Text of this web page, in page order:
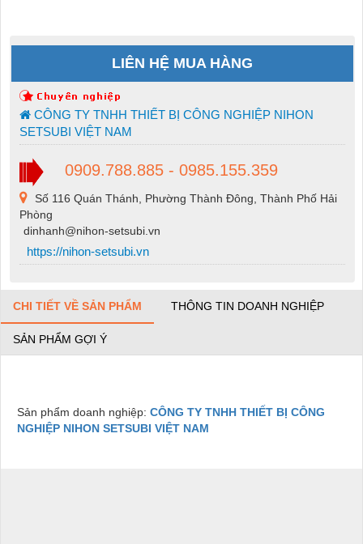
LIÊN HỆ MUA HÀNG
CÔNG TY TNHH THIẾT BỊ CÔNG NGHIỆP NIHON
SETSUBI VIỆT NAM
0909.788.885 - 0985.155.359
Số 116 Quán Thánh, Phường Thành Đông, Thành Phố Hải
Phòng
dinhanh@nihon-setsubi.vn
https://nihon-setsubi.vn
CHI TIẾT VỀ SẢN PHẨM THÔNG TIN DOANH NGHIỆP
SẢN PHẨM GỢI Ý
Sản phẩm doanh nghiệp: CÔNG TY TNHH THIẾT BỊ CÔNG
NGHIỆP NIHON SETSUBI VIỆT NAM